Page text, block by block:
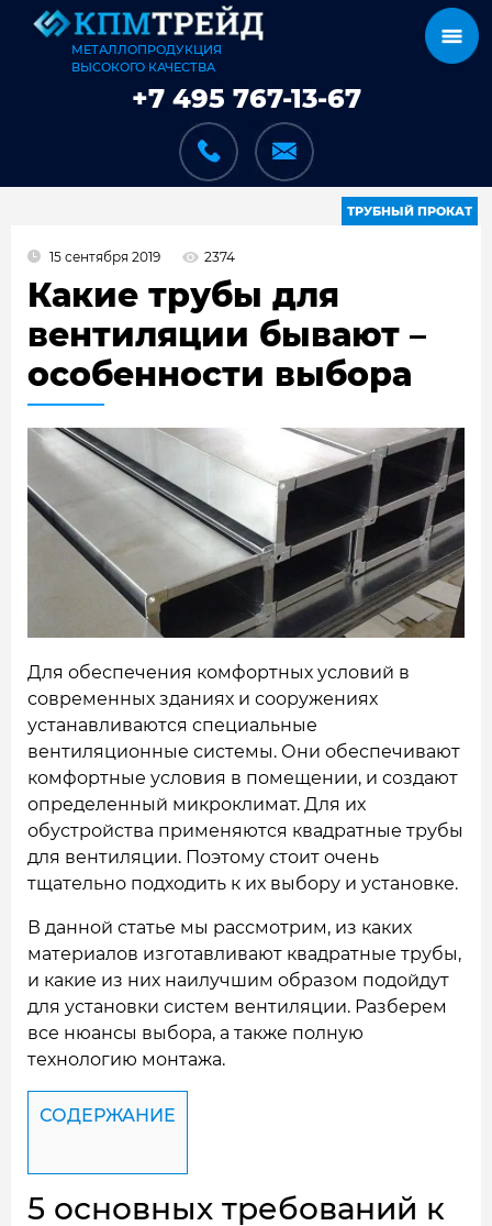
МЕТАЛЛОПРОДУКЦИЯ
ВЫСОКОГО КАЧЕСТВА
+7 495 767-13-67
КАК МЫ РАБОТАЕМ
ДОСТАВКА И ОПЛАТА
НАШИ ОБЪЕКТЫ
БЛОГ
КОНТАКТЫ
ТРУБНЫЙ ПРОКАТ
15 сентября 2019 2374
Какие трубы для
вентиляции бывают –
особенности выбора
Для обеспечения комфортных условий в
современных зданиях и сооружениях
устанавливаются специальные
вентиляционные системы. Они обеспечивают
комфортные условия в помещении, и создают
определенный микроклимат. Для их
обустройства применяются квадратные трубы
для вентиляции. Поэтому стоит очень
тщательно подходить к их выбору и установке.
В данной статье мы рассмотрим, из каких
материалов изготавливают квадратные трубы,
и какие из них наилучшим образом подойдут
для установки систем вентиляции. Разберем
все нюансы выбора, а также полную
технологию монтажа.
СОДЕРЖАНИЕ
5 основных требований к